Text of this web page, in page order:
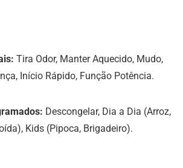
Tira Odor, Manter Aquecido, Mudo,
Início Rápido, Função Potência.
Descongelar, Dia a Dia (Arroz,
Kids (Pipoca, Brigadeiro).